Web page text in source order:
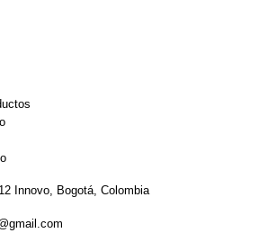
Innovo, Bogotá, Colombia